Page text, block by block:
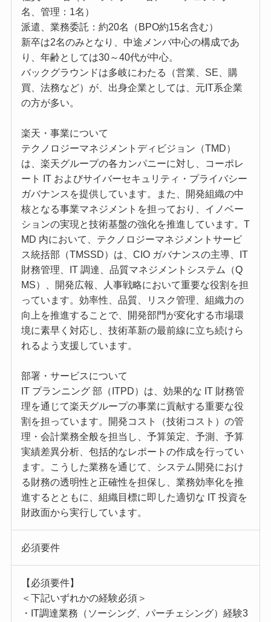
名、管理：1名）
派遣、業務委託：約20名（BPO約15名含む）
新卒は2名のみとなり、中途メンバ中心の構成であ
り、年齢としては30～40代が中心。
バックグラウンドは多岐にわたる（営業、SE、購
買、法務など）が、出身企業としては、元IT系企業
の方が多い。
楽天・事業について
テクノロジーマネジメントディビジョン（TMD）
は、楽天グループの各カンパニーに対し、コーポレ
ート IT およびサイバーセキュリティ・プライバシー
ガバナンスを提供しています。また、開発組織の中
核となる事業マネジメントを担っており、イノベー
ションの実現と技術基盤の強化を推進しています。T
MD 内において、テクノロジーマネジメントサービ
ス統括部（TMSSD）は、CIO ガバナンスの主導、IT
財務管理、IT 調達、品質マネジメントシステム（Q
MS）、開発広報、人事戦略において重要な役割を担
っています。効率性、品質、リスク管理、組織力の
向上を推進することで、開発部門が変化する市場環
境に素早く対応し、技術革新の最前線に立ち続けら
れるよう支援しています。
部署・サービスについて
IT プランニング 部（ITPD）は、効果的な IT 財務管
理を通じて楽天グループの事業に貢献する重要な役
割を担っています。開発コスト（技術コスト）の管
理・会計業務全般を担当し、予算策定、予測、予算
実績差異分析、包括的なレポートの作成を行ってい
ます。こうした業務を通じて、システム開発におけ
る財務の透明性と正確性を担保し、業務効率化を推
進するとともに、組織目標に即した適切な IT 投資を
財政面から実行しています。
必須要件
【必須要件】
＜下記いずれかの経験必須＞
・IT調達業務（ソーシング、パーチェシング）経験3